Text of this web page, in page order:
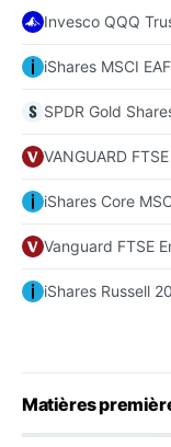
Invesco QQQ
iShares MSCI
SPDR Gold
VANGUARD
iShares Core
Vanguard FTSE
iShares Russell
Matières